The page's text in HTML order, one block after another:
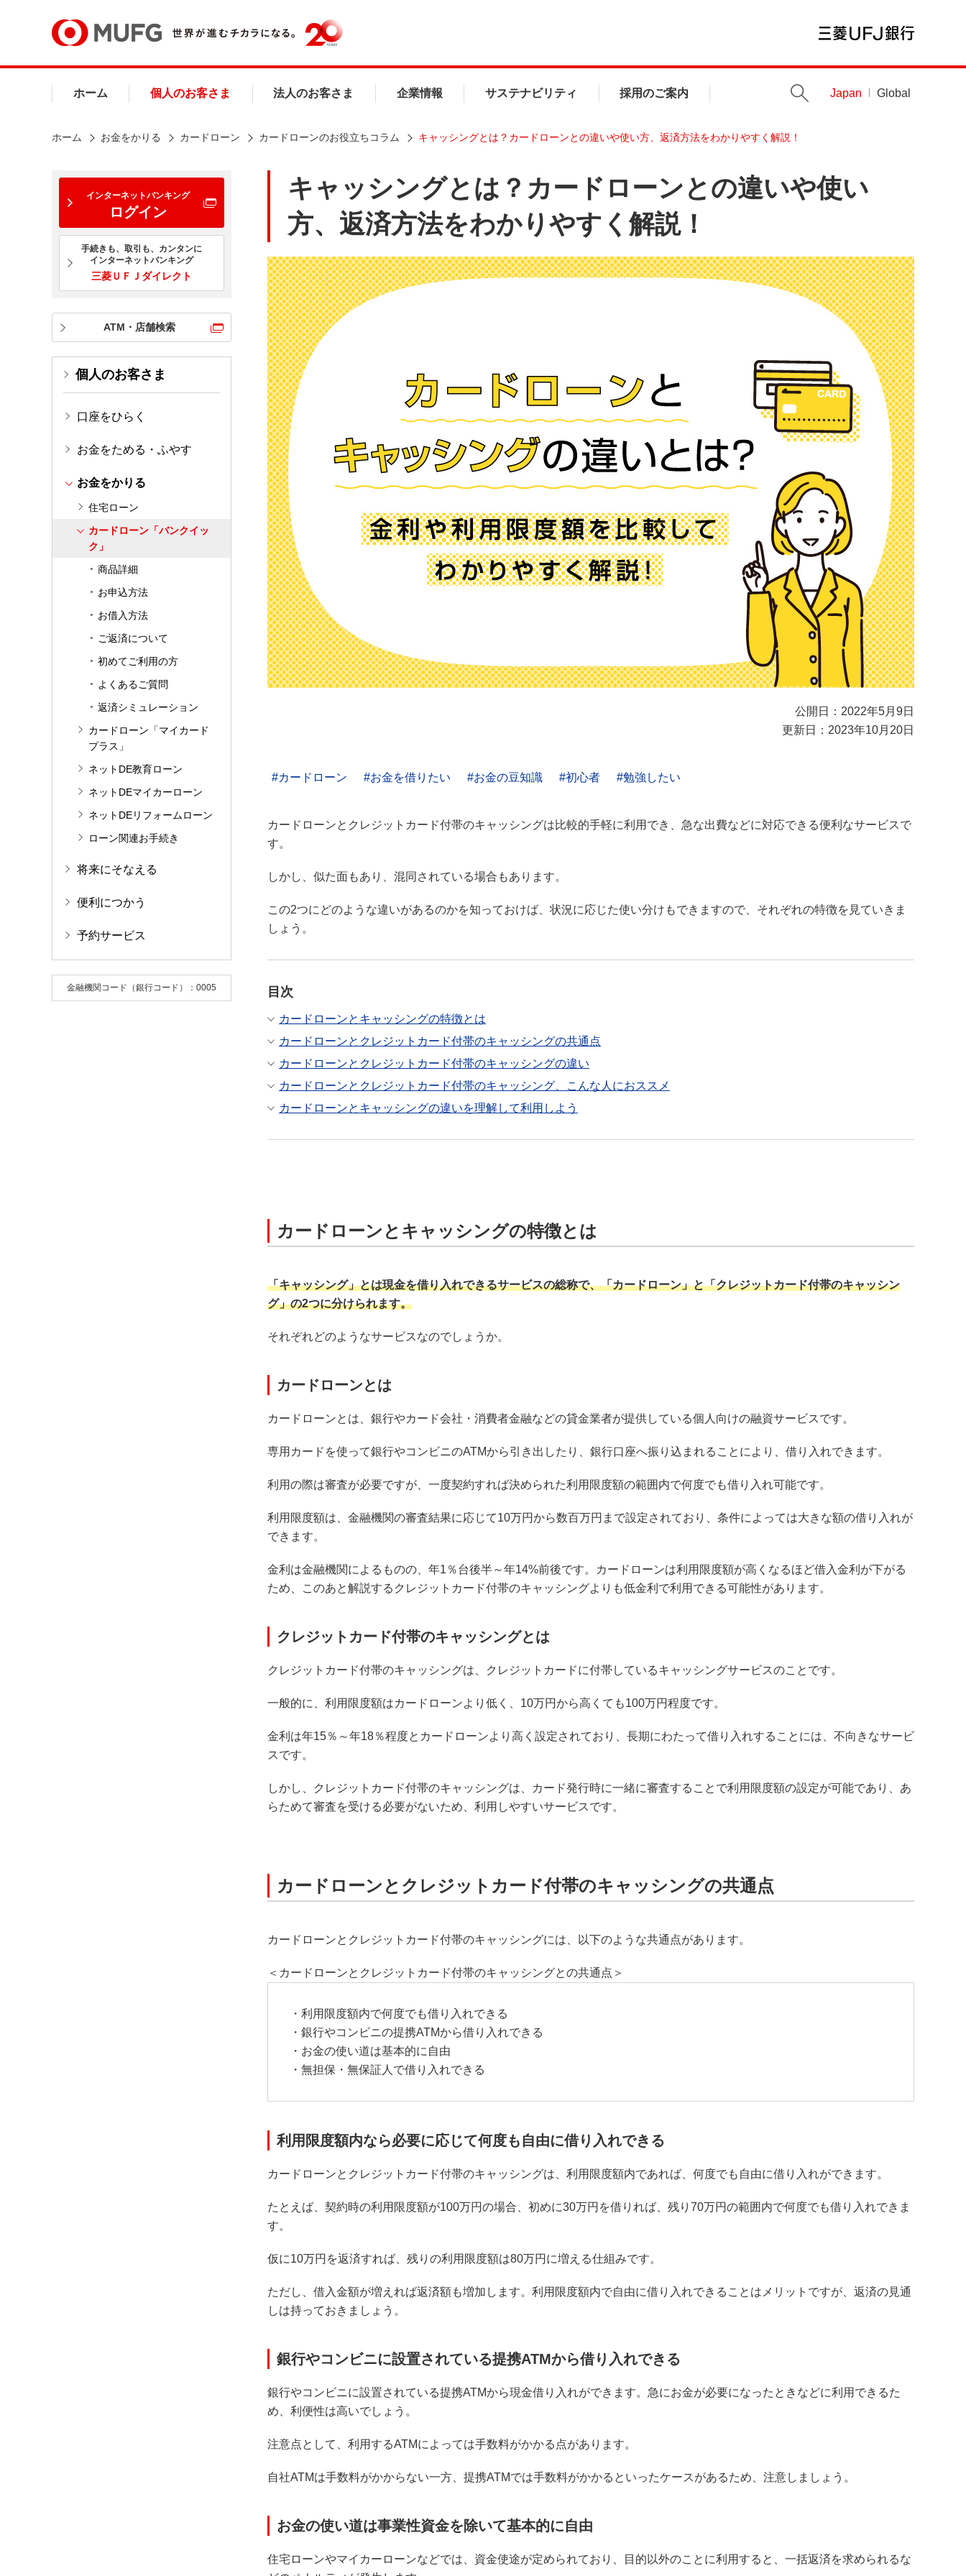
ホーム 個人のお客さま 法人のお客さま 企業情報 サステナビリティ 採用のご案内 Japan Global
ホーム お金をかりる カードローン カードローンのお役立ちコラム キャッシングとは？カードローンとの違いや使い方、返済方法をわかりやすく解説！
インターネットバンキング
ログイン
手続きも、取引も、カンタンに
インターネットバンキング
三菱ＵＦＪダイレクト
ATM・店舗検索
個人のお客さま
口座をひらく
お金をためる・ふやす
お金をかりる
住宅ローン
カードローン「バンクイッ
ク」
商品詳細
お申込方法
お借入方法
ご返済について
初めてご利用の方
よくあるご質問
返済シミュレーション
カードローン「マイカード
プラス」
ネットDE教育ローン
ネットDEマイカーローン
ネットDEリフォームローン
ローン関連お手続き
将来にそなえる
便利につかう
予約サービス
金融機関コード（銀行コード）：0005
キャッシングとは？カードローンとの違いや使い
方、返済方法をわかりやすく解説！
公開日：2022年5月9日
更新日：2023年10月20日
カードローン お金を借りたい お金の豆知識 初心者 勉強したい
カードローンとクレジットカード付帯のキャッシングは比較的手軽に利用でき、急な出費などに対応できる便利なサービスで
す。
しかし、似た面もあり、混同されている場合もあります。
この2つにどのような違いがあるのかを知っておけば、状況に応じた使い分けもできますので、それぞれの特徴を見ていきま
しょう。
目次
カードローンとキャッシングの特徴とは
カードローンとクレジットカード付帯のキャッシングの共通点
カードローンとクレジットカード付帯のキャッシングの違い
カードローンとクレジットカード付帯のキャッシング、こんな人におススメ
カードローンとキャッシングの違いを理解して利用しよう
カードローンとキャッシングの特徴とは
「キャッシング」とは現金を借り入れできるサービスの総称で、「カードローン」と「クレジットカード付帯のキャッシン
グ」の2つに分けられます。
それぞれどのようなサービスなのでしょうか。
カードローンとは
カードローンとは、銀行やカード会社・消費者金融などの貸金業者が提供している個人向けの融資サービスです。
専用カードを使って銀行やコンビニのATMから引き出したり、銀行口座へ振り込まれることにより、借り入れできます。
利用の際は審査が必要ですが、一度契約すれば決められた利用限度額の範囲内で何度でも借り入れ可能です。
利用限度額は、金融機関の審査結果に応じて10万円から数百万円まで設定されており、条件によっては大きな額の借り入れが
できます。
金利は金融機関によるものの、年1％台後半～年14%前後です。カードローンは利用限度額が高くなるほど借入金利が下がる
ため、このあと解説するクレジットカード付帯のキャッシングよりも低金利で利用できる可能性があります。
クレジットカード付帯のキャッシングとは
クレジットカード付帯のキャッシングは、クレジットカードに付帯しているキャッシングサービスのことです。
一般的に、利用限度額はカードローンより低く、10万円から高くても100万円程度です。
金利は年15％～年18％程度とカードローンより高く設定されており、長期にわたって借り入れすることには、不向きなサービ
スです。
しかし、クレジットカード付帯のキャッシングは、カード発行時に一緒に審査することで利用限度額の設定が可能であり、あ
らためて審査を受ける必要がないため、利用しやすいサービスです。
カードローンとクレジットカード付帯のキャッシングの共通点
カードローンとクレジットカード付帯のキャッシングには、以下のような共通点があります。
＜カードローンとクレジットカード付帯のキャッシングとの共通点＞
・利用限度額内で何度でも借り入れできる
・銀行やコンビニの提携ATMから借り入れできる
・お金の使い道は基本的に自由
・無担保・無保証人で借り入れできる
利用限度額内なら必要に応じて何度も自由に借り入れできる
カードローンとクレジットカード付帯のキャッシングは、利用限度額内であれば、何度でも自由に借り入れができます。
たとえば、契約時の利用限度額が100万円の場合、初めに30万円を借りれば、残り70万円の範囲内で何度でも借り入れできま
す。
仮に10万円を返済すれば、残りの利用限度額は80万円に増える仕組みです。
ただし、借入金額が増えれば返済額も増加します。利用限度額内で自由に借り入れできることはメリットですが、返済の見通
しは持っておきましょう。
銀行やコンビニに設置されている提携ATMから借り入れできる
銀行やコンビニに設置されている提携ATMから現金借り入れができます。急にお金が必要になったときなどに利用できるた
め、利便性は高いでしょう。
注意点として、利用するATMによっては手数料がかかる点があります。
自社ATMは手数料がかからない一方、提携ATMでは手数料がかかるといったケースがあるため、注意しましょう。
お金の使い道は事業性資金を除いて基本的に自由
住宅ローンやマイカーローンなどでは、資金使途が定められており、目的以外のことに利用すると、一括返済を求められるな